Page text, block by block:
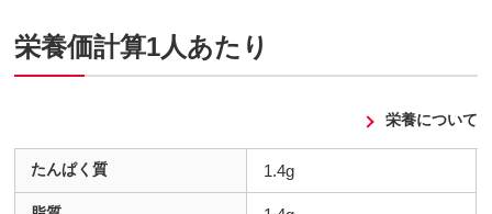
栄養価計算1人あたり
栄養について
たんぱく質 1.4g